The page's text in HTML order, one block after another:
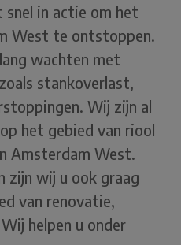
snel in actie om het
West te ontstoppen.
wachten met
stankoverlast,
Wij zijn al
het gebied van riool
Amsterdam West.
zijn wij u ook graag
van renovatie,
helpen u onder